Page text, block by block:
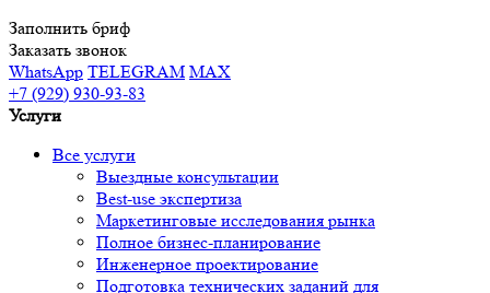
Заполнить бриф
Заказать звонок
WhatsApp TELEGRAM MAX
+7 (929) 930-93-83
Услуги
Все услуги
Выездные консультации
Best-use экспертиза
Маркетинговые исследования рынка
Полное бизнес-планирование
Инженерное проектирование
Подготовка технических заданий для